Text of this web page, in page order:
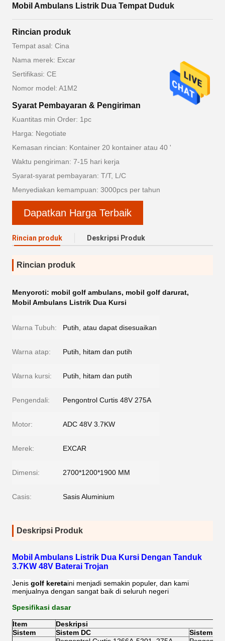
Mobil Ambulans Listrik Dua Tempat Duduk
Rincian produk
Tempat asal: Cina
Nama merek: Excar
Sertifikasi: CE
Nomor model: A1M2
Syarat Pembayaran & Pengiriman
Kuantitas min Order: 1pc
Harga: Negotiate
Kemasan rincian: Kontainer 20 kontainer atau 40 '
Waktu pengiriman: 7-15 hari kerja
Syarat-syarat pembayaran: T/T, L/C
Menyediakan kemampuan: 3000pcs per tahun
Dapatkan Harga Terbaik
Rincian produk Deskripsi Produk
Rincian produk
Menyoroti: mobil golf ambulans, mobil golf darurat,
Mobil Ambulans Listrik Dua Kursi
Warna Tubuh: Putih, atau dapat disesuaikan
Warna atap: Putih, hitam dan putih
Warna kursi: Putih, hitam dan putih
Pengendali: Pengontrol Curtis 48V 275A
Motor: ADC 48V 3.7KW
Merek: EXCAR
Dimensi: 2700*1200*1900 MM
Casis: Sasis Aluminium
Deskripsi Produk
Mobil Ambulans Listrik Dua Kursi Dengan Tanduk
3.7KW 48V Baterai Trojan
Jenis golf keretaini menjadi semakin populer, dan kami
menjualnya dengan sangat baik di seluruh negeri
Spesifikasi dasar
Item
Deskripsi
Sistem
Sistem DC
Sistem AC